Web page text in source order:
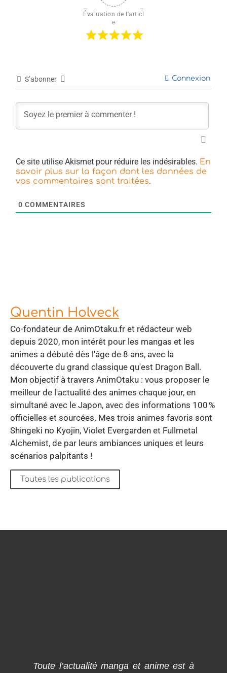
Évaluation de l'articl
e
S’abonner Connexion
Ce site utilise Akismet pour réduire les indésirables. En
savoir plus sur la façon dont les données de
vos commentaires sont traitées.
0 COMMENTAIRES
Quentin Holveck
Co-fondateur de AnimOtaku.fr et rédacteur web
depuis 2020, mon intérêt pour les mangas et les
animes a débuté dès l'âge de 8 ans, avec la
découverte du grand classique qu'est Dragon Ball.
Mon objectif à travers AnimOtaku : vous proposer le
meilleur de l'actualité des animes chaque jour, en
simultané avec le Japon, avec des informations 100 %
officielles et sourcées. Mes trois animes favoris sont
Shingeki no Kyojin, Violet Evergarden et Fullmetal
Alchemist, de par leurs ambiances uniques et leurs
scénarios palpitants !
Toutes les publications
Toute l’actualité manga et anime est à